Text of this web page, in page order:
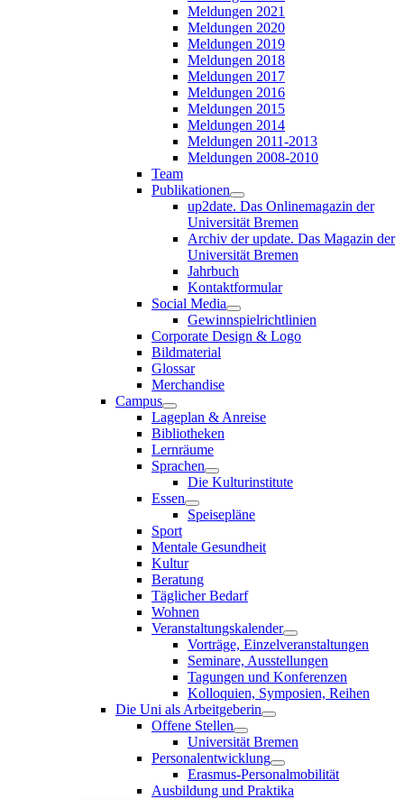
Meldungen 2021
Meldungen 2020
Meldungen 2019
Meldungen 2018
Meldungen 2017
Meldungen 2016
Meldungen 2015
Meldungen 2014
Meldungen 2011-2013
Meldungen 2008-2010
Team
Publikationen
up2date. Das Onlinemagazin der
Universität Bremen
Archiv der update. Das Magazin der
Universität Bremen
Jahrbuch
Kontaktformular
Social Media
Gewinnspielrichtlinien
Corporate Design & Logo
Bildmaterial
Glossar
Merchandise
Campus
Lageplan & Anreise
Bibliotheken
Lernräume
Sprachen
Die Kulturinstitute
Essen
Speisepläne
Sport
Mentale Gesundheit
Kultur
Beratung
Täglicher Bedarf
Wohnen
Veranstaltungskalender
Vorträge, Einzelveranstaltungen
Seminare, Ausstellungen
Tagungen und Konferenzen
Kolloquien, Symposien, Reihen
Die Uni als Arbeitgeberin
Offene Stellen
Universität Bremen
Personalentwicklung
Erasmus-Personalmobilität
Ausbildung und Praktika